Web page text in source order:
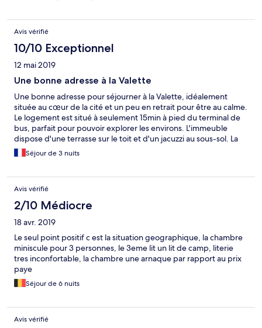
Avis vérifié
10/10 Exceptionnel
12 mai 2019
Une bonne adresse à la Valette
Une bonne adresse pour séjourner à la Valette, idéalement
située au cœur de la cité et un peu en retrait pour être au calme.
Le logement est situé à seulement 15min à pied du terminal de
bus, parfait pour pouvoir explorer les environs. L'immeuble
dispose d'une terrasse sur le toit et d'un jacuzzi au sous-sol. La
chambre possède un coin cuisine, le frigo est toutefois un peu
bruyant pour la nuit et la chambre un peu sombre. Sinon rien à
Séjour de 3 nuits
Avis vérifié
2/10 Médiocre
18 avr. 2019
Le seul point positif c est la situation geographique, la chambre
miniscule pour 3 personnes, le 3eme lit un lit de camp, literie
tres inconfortable, la chambre une arnaque par rapport au prix
paye
Séjour de 6 nuits
Avis vérifié